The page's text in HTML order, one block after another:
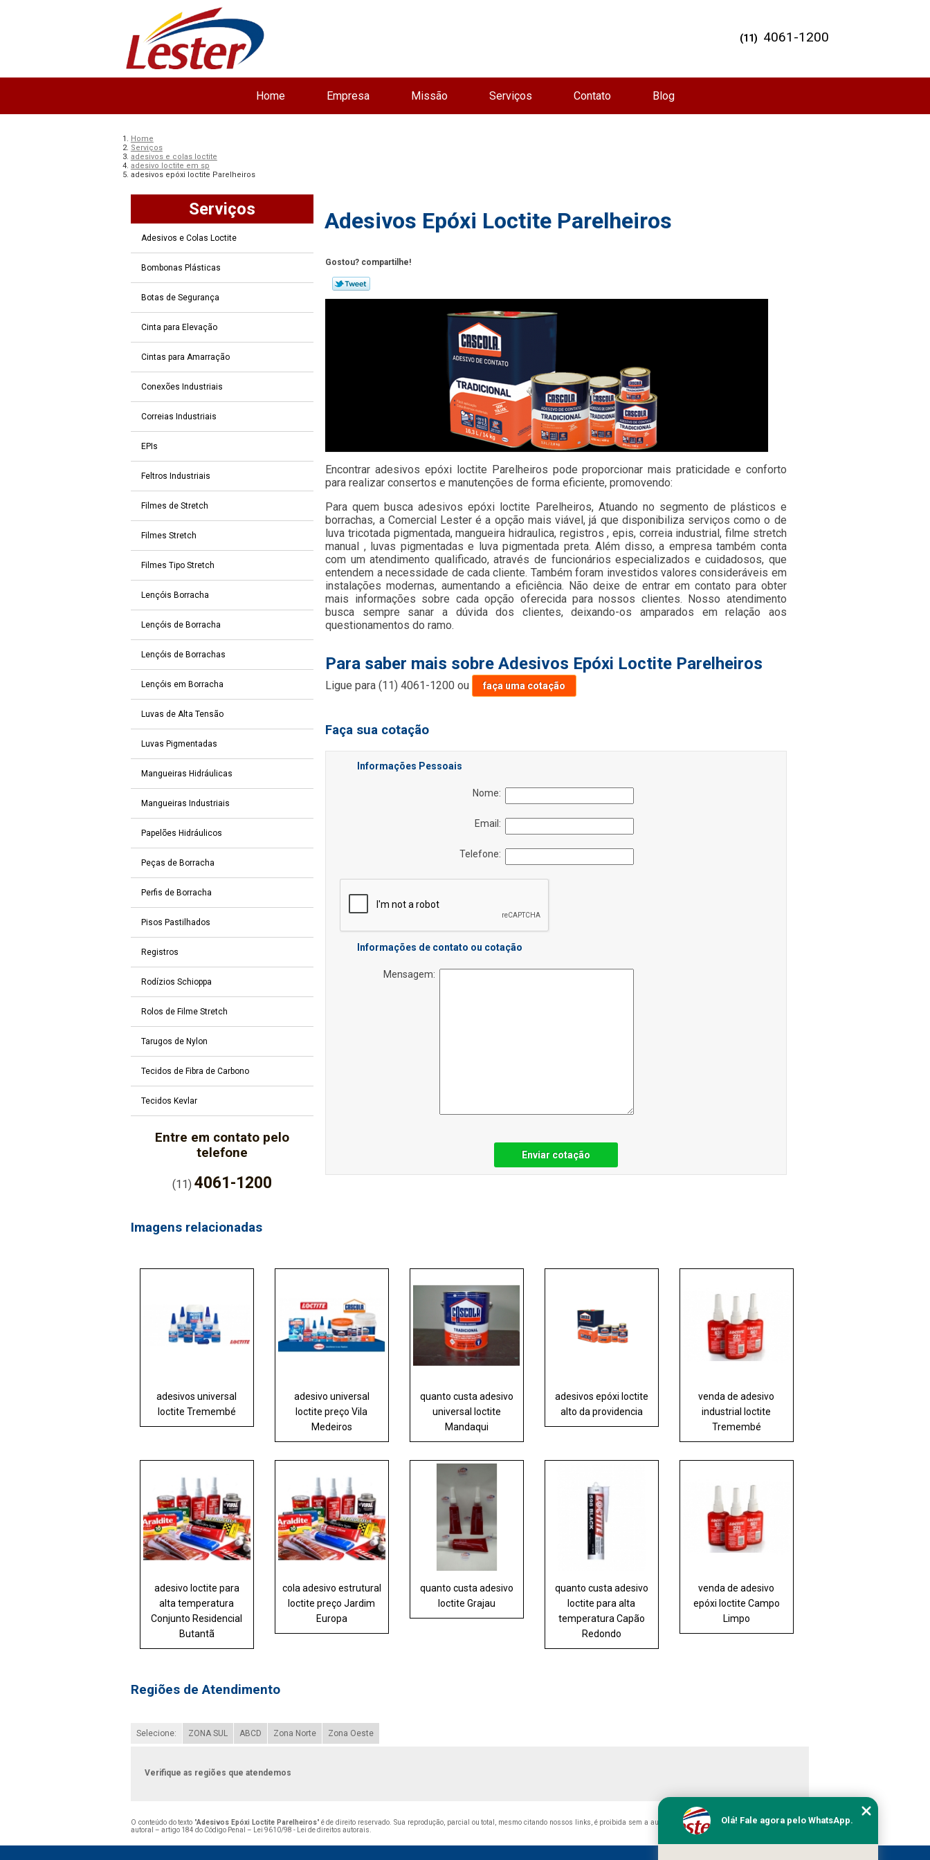
Home Empresa Missão Serviços Contato Blog
(11) 4061-1200
Home
Serviços
adesivos e colas loctite
adesivo loctite em sp
adesivos epóxi loctite Parelheiros
Serviços
Adesivos e Colas Loctite
Bombonas Plásticas
Botas de Segurança
Cinta para Elevação
Cintas para Amarração
Conexões Industriais
Correias Industriais
EPIs
Feltros Industriais
Filmes de Stretch
Filmes Stretch
Filmes Tipo Stretch
Lençóis Borracha
Lençóis de Borracha
Lençóis de Borrachas
Lençóis em Borracha
Luvas de Alta Tensão
Luvas Pigmentadas
Mangueiras Hidráulicas
Mangueiras Industriais
Papelões Hidráulicos
Peças de Borracha
Perfis de Borracha
Pisos Pastilhados
Registros
Rodízios Schioppa
Rolos de Filme Stretch
Tarugos de Nylon
Tecidos de Fibra de Carbono
Tecidos Kevlar
Entre em contato pelo
telefone
(11)4061-1200
Adesivos Epóxi Loctite Parelheiros
Gostou? compartilhe!
Encontrar adesivos epóxi loctite Parelheiros pode proporcionar mais praticidade e conforto
para realizar consertos e manutenções de forma eficiente, promovendo:
Para quem busca adesivos epóxi loctite Parelheiros, Atuando no segmento de plásticos e
borrachas, a Comercial Lester é a opção mais viável, já que disponibiliza serviços como o de
luva tricotada pigmentada, mangueira hidraulica, registros , epis, correia industrial, filme stretch
manual , luvas pigmentadas e luva pigmentada preta. Além disso, a empresa também conta
com um atendimento qualificado, através de funcionários especializados e cuidadosos, que
entendem a necessidade de cada cliente. Também foram investidos valores consideráveis em
instalações modernas, aumentando a eficiência. Não deixe de entrar em contato para obter
mais informações sobre cada opção oferecida para nossos clientes. Nosso atendimento
busca sempre sanar a dúvida dos clientes, deixando-os amparados em relação aos
questionamentos do ramo.
Para saber mais sobre Adesivos Epóxi Loctite Parelheiros
Ligue para(11) 4061-1200 ou faça uma cotação
Faça sua cotação
Informações Pessoais
Nome:
Email:
Telefone:
Informações de contato ou cotação
Mensagem:
Enviar cotação
Imagens relacionadas
adesivos universal
loctite Tremembé
adesivo universal
loctite preço Vila
Medeiros
quanto custa adesivo
universal loctite
Mandaqui
adesivos epóxi loctite
alto da providencia
venda de adesivo
industrial loctite
Tremembé
adesivo loctite para
alta temperatura
Conjunto Residencial
Butantã
cola adesivo estrutural
loctite preço Jardim
Europa
quanto custa adesivo
loctite Grajau
quanto custa adesivo
loctite para alta
temperatura Capão
Redondo
venda de adesivo
epóxi loctite Campo
Limpo
Regiões de Atendimento
Selecione: ZONA SUL ABCD Zona Norte Zona Oeste
Verifique as regiões que atendemos
O conteúdo do texto "Adesivos Epóxi Loctite Parelheiros" é de direito reservado. Sua reprodução, parcial ou total, mesmo citando nossos links, é proibida sem a autorização do autor. Crime de violação de direito
autoral – artigo 184 do Código Penal – Lei 9610/98 - Lei de direitos autorais.
Olá! Fale agora pelo WhatsApp.